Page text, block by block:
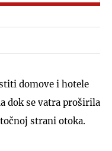
domove i hotele
dok se vatra proširila
strani otoka.